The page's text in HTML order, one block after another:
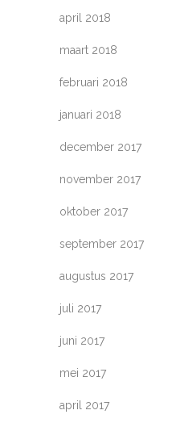
april 2018
maart 2018
februari 2018
januari 2018
december 2017
november 2017
oktober 2017
september 2017
augustus 2017
juli 2017
juni 2017
mei 2017
april 2017